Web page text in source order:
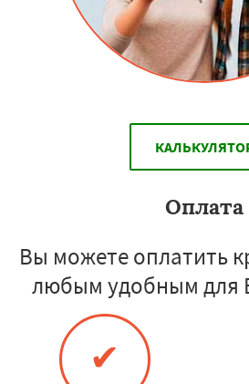
Оплата
Вы можете оплатить
любым удобным для
✔